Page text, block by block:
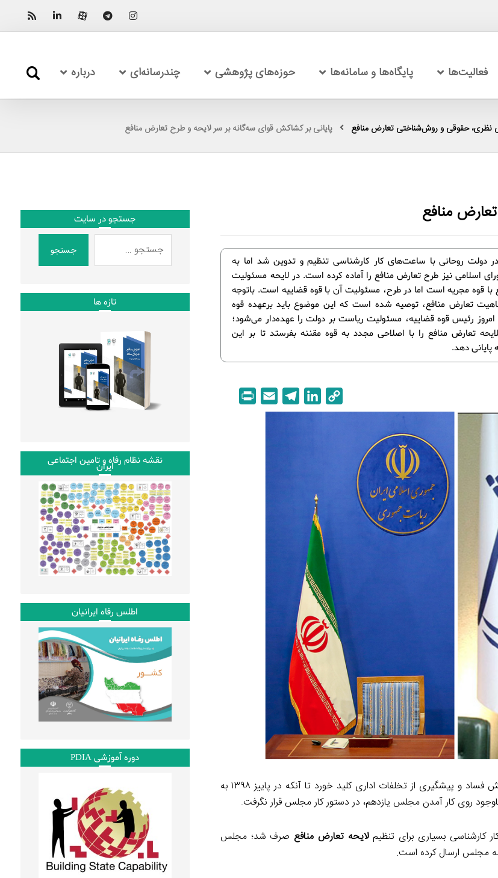
فعالیت‌ها پایگاه‌ها و سامانه‌ها حوزه‌های پژوهشی چندرسانه‌ای درباره
نظری، حقوقی و روش‌شناختی تعارض منافع پایانی بر کشاکش قوای سه‌گانه بر سر لایحه و طرح تعارض منافع
منافع
دولت روحانی با ساعت‌های کار کارشناسی تنظیم و تدوین شد اما به
اسلامی نیز طرح تعارض منافع را آماده کرده است. در لایحه مسئولیت
با قوه مجریه است اما در طرح، مسئولیت آن با قوه قضاییه است. باتوجه
تعارض منافع، توصیه شده است که این موضوع باید برعهده قوه
رئیس قوه قضاییه، مسئولیت ریاست بر دولت را عهده‌دار می‌شود؛
تعارض منافع را با اصلاحی مجدد به قوه مقننه بفرستد تا بر این
دهد.
o
i
e
تنظیم لایحه مدیریت تعارض منافع از ابتدای دور دوم دولت روحانی برای کاهش فساد و پیشگیری از تخلفات اداری کلید خورد تا آنکه در پاییز ۱۳۹۸ به
روی کار آمدن مجلس یازدهم، در دستور کار مجلس قرار نگرفت.
کارشناسی بسیاری برای تنظیملایحه تعارض منافعصرف شد؛ مجلس
مجلس ارسال کرده است.
جستجو در سایت
جستجو
تازه ها
نقشه نظام رفاه و تامین اجتماعی
ایران
اطلس رفاه ایرانیان
دوره آموزشی PDIA